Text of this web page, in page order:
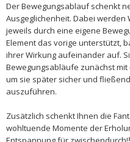
Der Bewegungsablauf schenkt
Ausgeglichenheit. Dabei werden
jeweils durch eine eigene
Element das vorige unterstützt,
ihrer Wirkung aufeinander auf.
Bewegungsabläufe zunächst
um sie später sicher und
auszuführen.
Zusätzlich schenkt Ihnen die
wohltuende Momente der